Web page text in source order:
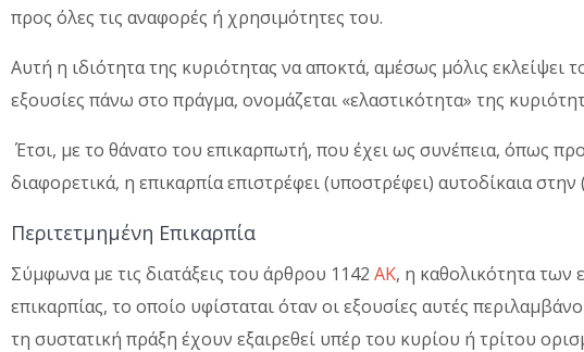
προς όλες τις αναφορές ή χρησιμότητες του.
Αυτή η ιδιότητα της κυριότητας να αποκτά, αμέσως μόλις εκλείψει
εξουσίες πάνω στο πράγμα, ονομάζεται «ελαστικότητα» της
Έτσι, με το θάνατο του επικαρπωτή, που έχει ως συνέπεια, όπως
διαφορετικά, η επικαρπία επιστρέφει (υποστρέφει) αυτοδίκαια
Περιτετμημένη Επικαρπία
Σύμφωνα με τις διατάξεις του άρθρου 1142 ΑΚ, η καθολικότητα των
επικαρπίας, το οποίο υφίσταται όταν οι εξουσίες αυτές
τη συστατική πράξη έχουν εξαιρεθεί υπέρ του κυρίου ή τρίτου